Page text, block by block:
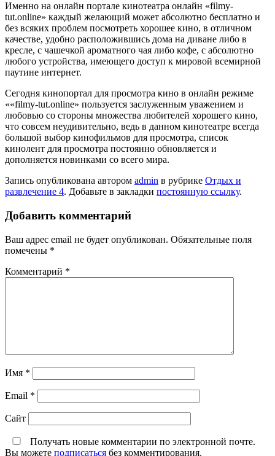
Именно на онлайн портале кинотеатра онлайн «filmy-
tut.online» каждый желающий может абсолютно бесплатно и
без всяких проблем посмотреть хорошее кино, в отличном
качестве, удобно расположившись дома на диване либо в
кресле, с чашечкой ароматного чая либо кофе, с абсолютно
любого устройства, имеющего доступ к мировой всемирной
паутине интернет.
Сегодня кинопортал для просмотра кино в онлайн режиме
««filmy-tut.online» пользуется заслуженным уважением и
любовью со стороны множества любителей хорошего кино,
что совсем неудивительно, ведь в данном кинотеатре всегда
большой выбор кинофильмов для просмотра, список
кинолент для просмотра постоянно обновляется и
дополняется новинками со всего мира.
Запись опубликована автором admin в рубрике Отдых и
развлечение 4. Добавьте в закладки постоянную ссылку.
Добавить комментарий
Ваш адрес email не будет опубликован. Обязательные поля
помечены *
Комментарий *
Имя *
Email *
Сайт
Получать новые комментарии по электронной почте.
Вы можете подписаться без комментирования.